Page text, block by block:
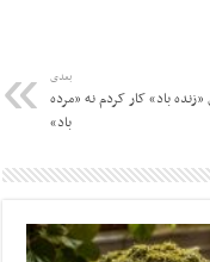
بعدی
«زنده باد» کار کردم نه «مرده
باد»